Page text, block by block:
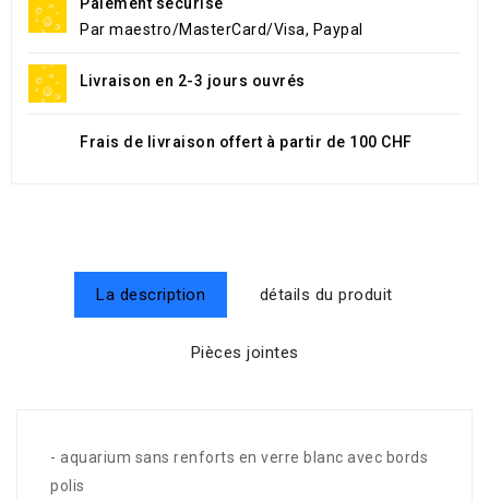
Par maestro/MasterCard/Visa, Paypal
Livraison en 2-3 jours ouvrés
Frais de livraison offert à partir de 100 CHF
La description détails du produit
Pièces jointes
- aquarium sans renforts en verre blanc avec bords
polis